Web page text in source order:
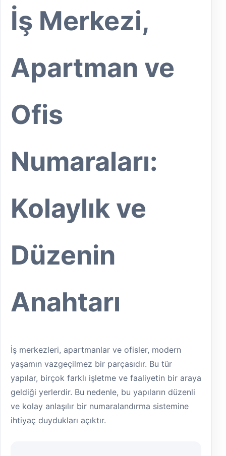
İş Merkezi,
Apartman ve
Ofis
Numaraları:
Kolaylık ve
Düzenin
Anahtarı
İş merkezleri, apartmanlar ve ofisler, modern
yaşamın vazgeçilmez bir parçasıdır. Bu tür
yapılar, birçok farklı işletme ve faaliyetin bir araya
geldiği yerlerdir. Bu nedenle, bu yapıların düzenli
ve kolay anlaşılır bir numaralandırma sistemine
ihtiyaç duydukları açıktır.